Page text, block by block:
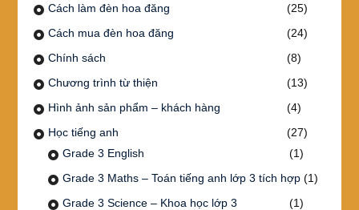
Cách làm đèn hoa đăng
(25)
Cách mua đèn hoa đăng
(24)
Chính sách
(8)
Chương trình từ thiện
(13)
Hình ảnh sản phẩm – khách hàng
(4)
Học tiếng anh
(27)
Grade 3 English
(1)
Grade 3 Maths – Toán tiếng anh lớp 3 tích hợp(1)
Grade 3 Science – Khoa học lớp 3
(1)